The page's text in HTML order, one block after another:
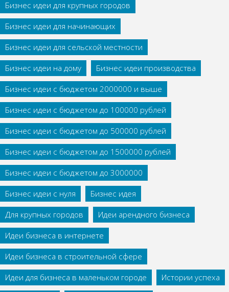
Бизнес идеи для крупных городов
Бизнес идеи для начинающих
Бизнес идеи для сельской местности
Бизнес идеи на дому
Бизнес идеи производства
Бизнес идеи с бюджетом 2000000 и выше
Бизнес идеи с бюджетом до 100000 рублей
Бизнес идеи с бюджетом до 500000 рублей
Бизнес идеи с бюджетом до 1500000 рублей
Бизнес идеи с бюджетом до 3000000
Бизнес идеи с нуля
Бизнес идея
Для крупных городов
Идеи арендного бизнеса
Идеи бизнеса в интернете
Идеи бизнеса в строительной сфере
Идеи для бизнеса в маленьком городе
Истории успеха